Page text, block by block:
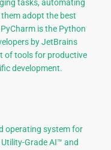
tasks, automating
adopt the best
is the Python
by JetBrains
of tools for productive
development.
operating system for
Grade AI™ and